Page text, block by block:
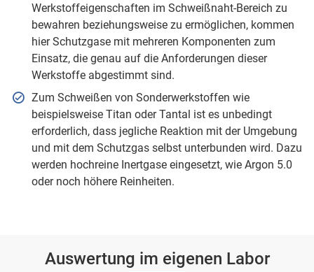
Werkstoffeigenschaften im Schweißnaht-Bereich zu
bewahren beziehungsweise zu ermöglichen, kommen
hier Schutzgase mit mehreren Komponenten zum
Einsatz, die genau auf die Anforderungen dieser
Werkstoffe abgestimmt sind.
Zum Schweißen von Sonderwerkstoffen wie
beispielsweise Titan oder Tantal ist es unbedingt
erforderlich, dass jegliche Reaktion mit der Umgebung
und mit dem Schutzgas selbst unterbunden wird. Dazu
werden hochreine Inertgase eingesetzt, wie Argon 5.0
oder noch höhere Reinheiten.
Auswertung im eigenen Labor